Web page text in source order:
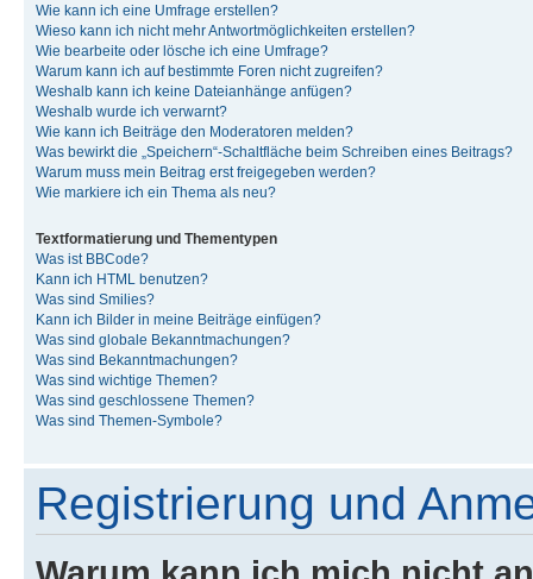
Wie kann ich eine Umfrage erstellen?
Wieso kann ich nicht mehr Antwortmöglichkeiten erstellen?
Wie bearbeite oder lösche ich eine Umfrage?
Warum kann ich auf bestimmte Foren nicht zugreifen?
Weshalb kann ich keine Dateianhänge anfügen?
Weshalb wurde ich verwarnt?
Wie kann ich Beiträge den Moderatoren melden?
Was bewirkt die „Speichern“-Schaltfläche beim Schreiben eines Beitrags?
Warum muss mein Beitrag erst freigegeben werden?
Wie markiere ich ein Thema als neu?
Textformatierung und Thementypen
Was ist BBCode?
Kann ich HTML benutzen?
Was sind Smilies?
Kann ich Bilder in meine Beiträge einfügen?
Was sind globale Bekanntmachungen?
Was sind Bekanntmachungen?
Was sind wichtige Themen?
Was sind geschlossene Themen?
Was sind Themen-Symbole?
Registrierung und